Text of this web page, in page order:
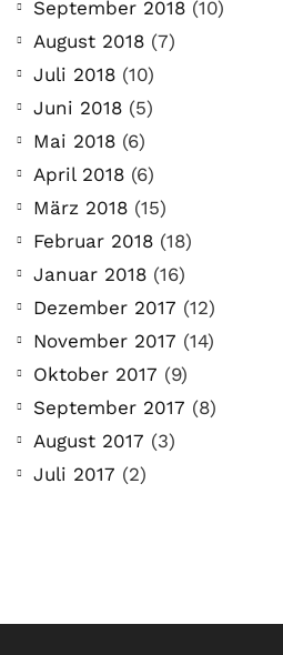
September 2018 (10)
August 2018 (7)
Juli 2018 (10)
Juni 2018 (5)
Mai 2018 (6)
April 2018 (6)
März 2018 (15)
Februar 2018 (18)
Januar 2018 (16)
Dezember 2017 (12)
November 2017 (14)
Oktober 2017 (9)
September 2017 (8)
August 2017 (3)
Juli 2017 (2)